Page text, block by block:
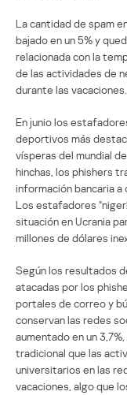
La cantidad de spam
bajado en un 5% y
relacionada con la
de las actividades de
durante las vacaciones.
En junio los
deportivos más
vísperas del mundial
hinchas, los phishers
información bancaria a
Los estafadores
situación en Ucrania
millones de dólares
Según los resultados
atacadas por los
portales de correo y
conservan las redes
aumentado en un
tradicional que las
universitarios en las
vacaciones, algo que